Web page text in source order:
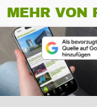
MEHR VON